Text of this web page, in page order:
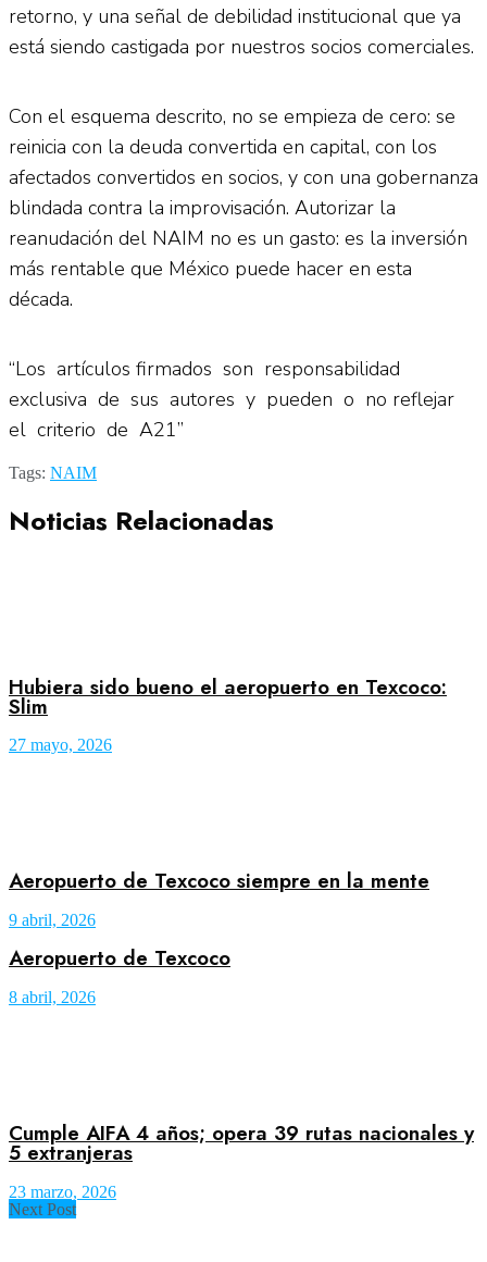
retorno, y una señal de debilidad institucional que ya
está siendo castigada por nuestros socios comerciales.
Con el esquema descrito, no se empieza de cero: se
reinicia con la deuda convertida en capital, con los
afectados convertidos en socios, y con una gobernanza
blindada contra la improvisación. Autorizar la
reanudación del NAIM no es un gasto: es la inversión
más rentable que México puede hacer en esta
década.
“Los artículos firmados son responsabilidad
exclusiva de sus autores y pueden o no reflejar
el criterio de A21”
Tags: NAIM
Noticias Relacionadas
Hubiera sido bueno el aeropuerto en Texcoco:
Slim
27 mayo, 2026
Aeropuerto de Texcoco siempre en la mente
9 abril, 2026
Aeropuerto de Texcoco
8 abril, 2026
Cumple AIFA 4 años; opera 39 rutas nacionales y
5 extranjeras
23 marzo, 2026
Next Post